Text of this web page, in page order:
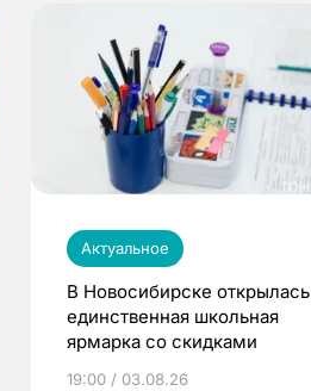
Актуальное
В Новосибирске открылась
единственная школьная
ярмарка со скидками
19:00 / 03.08.26